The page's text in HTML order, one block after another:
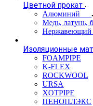
Цветной прокат
Алюминий
Медь, латунь,
Нержавеющий
Изоляционные
FOAMPIPE
K-FLEX
ROCKWOOL
URSA
XOTPIPE
ПЕНОПЛЭКС